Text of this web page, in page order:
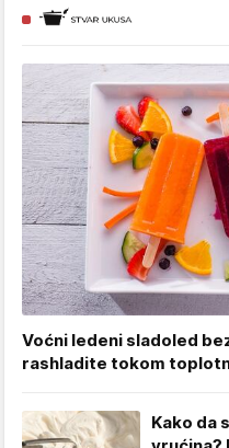
Voćni ledeni sladoled
rashladite tokom
Kako da